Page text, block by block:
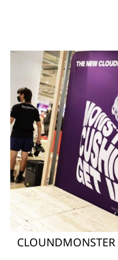
CLOUNDMONSTER